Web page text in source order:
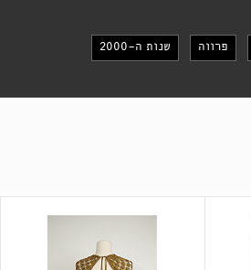
פרווה שנות ה-2000